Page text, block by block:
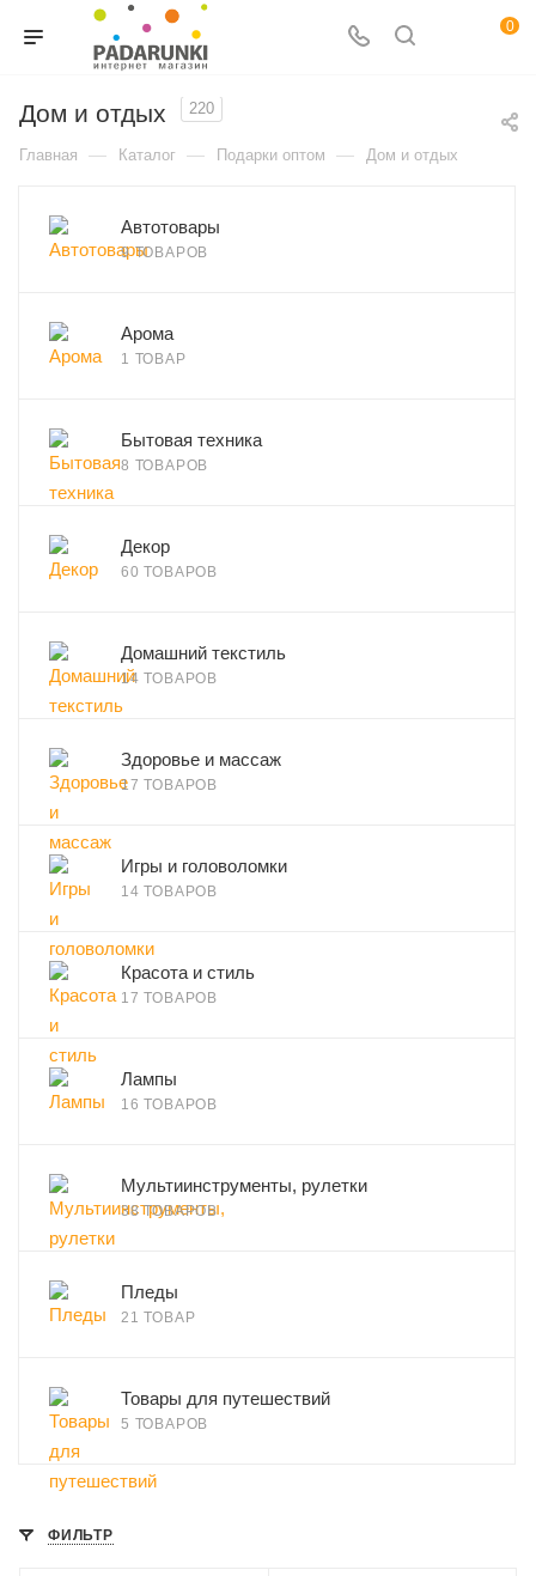
0
Дом и отдых 220
Главная — Каталог — Подарки оптом — Дом и отдых
Автотовары
9 ТОВАРОВ
Арома
1 ТОВАР
Бытовая техника
8 ТОВАРОВ
Декор
60 ТОВАРОВ
Домашний текстиль
14 ТОВАРОВ
Здоровье и массаж
17 ТОВАРОВ
Игры и головоломки
14 ТОВАРОВ
Красота и стиль
17 ТОВАРОВ
Лампы
16 ТОВАРОВ
Мультиинструменты, рулетки
38 ТОВАРОВ
Пледы
21 ТОВАР
Товары для путешествий
5 ТОВАРОВ
ФИЛЬТР